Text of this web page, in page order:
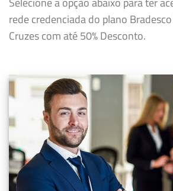
rede credenciada do plano
Cruzes com até 50% Desconto.